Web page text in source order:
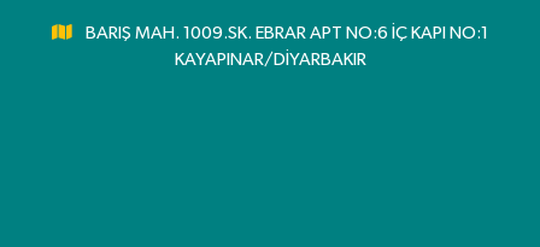
BARIŞ MAH. 1009.SK. EBRAR APT NO:6 İÇ KAPI NO:1
KAYAPINAR/DİYARBAKIR